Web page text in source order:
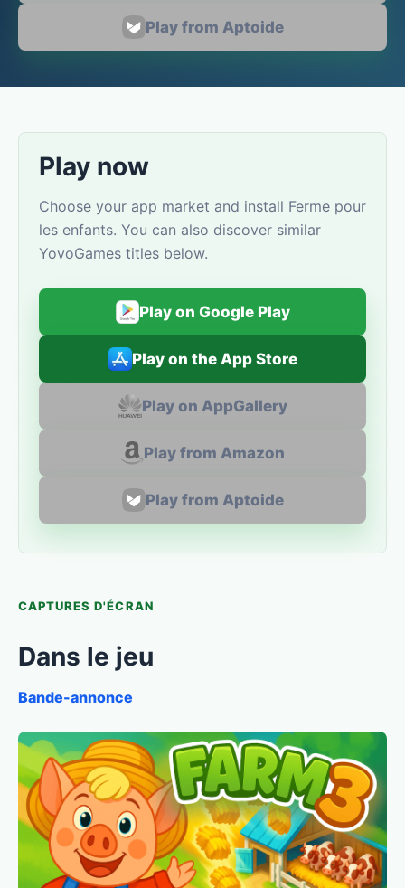
Play from Aptoide
Play now
Choose your app market and install Ferme pour
les enfants. You can also discover similar
YovoGames titles below.
Play on Google Play
Play on the App Store
Play on AppGallery
Play from Amazon
Play from Aptoide
CAPTURES D'ÉCRAN
Dans le jeu
Bande-annonce